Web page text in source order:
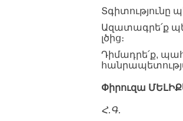
Տգիտությունը
Ազատագրե՛ք
լծից։
Դիմադրե՛ք,
Փիրուզա
Հ․Գ․